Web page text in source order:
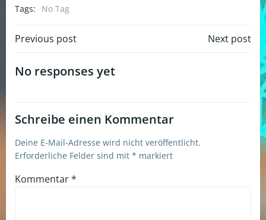
Tags:
No Tag
Post
navigation
Previous post Next post
No responses yet
Schreibe einen Kommentar
Deine E-Mail-Adresse wird nicht veröffentlicht.
Erforderliche Felder sind mit * markiert
Kommentar*